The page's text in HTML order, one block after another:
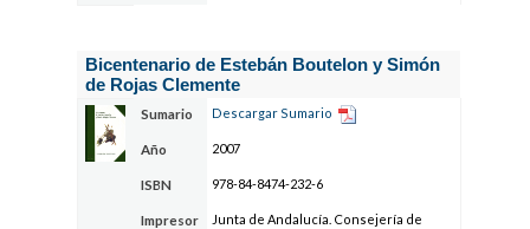
Bicentenario de Estebán Boutelon y Simón
de Rojas Clemente
Sumario Descargar Sumario
Año 2007
ISBN 978-84-8474-232-6
Impresor
Junta de Andalucía. Consejería de